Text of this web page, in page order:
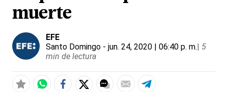
muerte
EFE
Santo Domingo - jun. 24, 2020 | 06:40 p. m.| 5
min de lectura